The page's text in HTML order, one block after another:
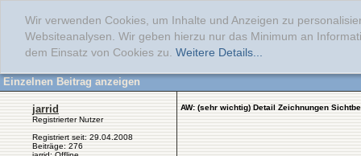
Wir verwenden Cookies, um Inhalte und Anzeigen zu
Websiteanalysen. Wir geben hierzu nur das Minimum an
dem Einsatz von Cookies zu. Weitere Details...
Einzelnen Beitrag anzeigen
jarrid
Registrierter Nutzer
Registriert seit: 29.04.2008
Beiträge: 276
AW: (sehr wichtig) Detail Zeichnungen